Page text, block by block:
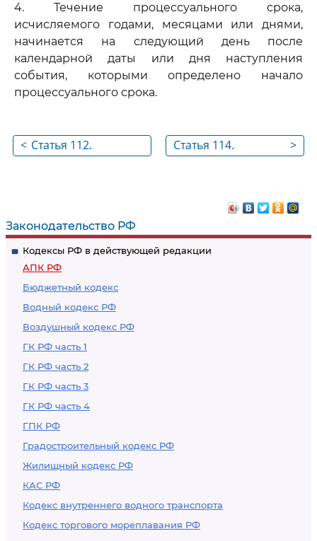
Законодательство РФ
Кодексы РФ в действующей редакции
АПК РФ
Бюджетный кодекс
Водный кодекс РФ
Воздушный кодекс РФ
ГК РФ часть 1
ГК РФ часть 2
ГК РФ часть 3
ГК РФ часть 4
ГПК РФ
Градостроительный кодекс РФ
Жилищный кодекс РФ
КАС РФ
Кодекс внутреннего водного транспорта
Кодекс торгового мореплавания РФ
4. Течение процессуального срока,
исчисляемого годами, месяцами или днями,
начинается на следующий день после
календарной даты или дня наступления
события, которыми определено начало
процессуального срока.
< Статья 112.
>
Статья 114.